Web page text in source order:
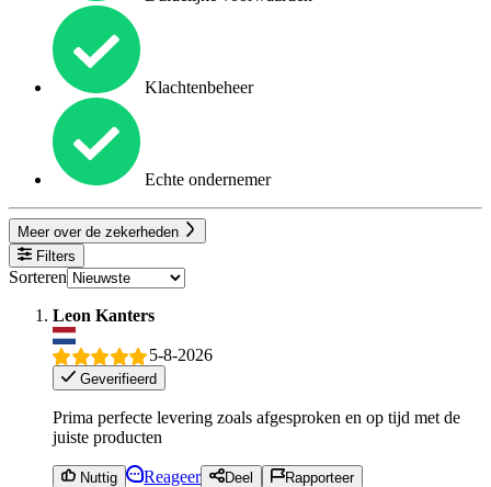
Klachtenbeheer
Echte ondernemer
Meer over de zekerheden
Filters
Sorteren
Leon Kanters
5-8-2026
Geverifieerd
Prima perfecte levering zoals afgesproken en op tijd met de
juiste producten
Nuttig Reageer Deel Rapporteer